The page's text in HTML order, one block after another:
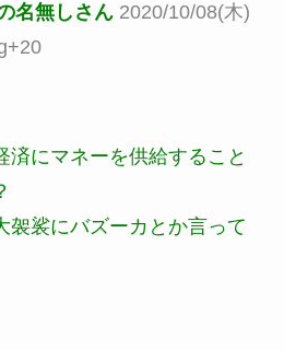
名無しさん 2020/10/08(木)
済にマネーを供給すること
袈裟にバズーカとか言って